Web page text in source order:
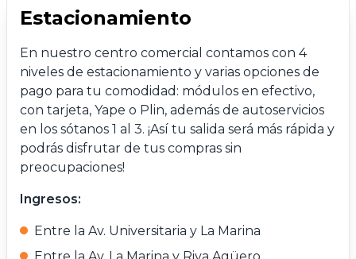
Estacionamiento
En nuestro centro comercial contamos con 4
niveles de estacionamiento y varias opciones de
pago para tu comodidad: módulos en efectivo,
con tarjeta, Yape o Plin, además de autoservicios
en los sótanos 1 al 3. ¡Así tu salida será más rápida y
podrás disfrutar de tus compras sin
preocupaciones!
Ingresos:
Entre la Av. Universitaria y La Marina